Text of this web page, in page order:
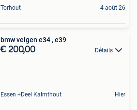
Torhout 4 août 26
bmw velgen e34 , e39
€ 200,00 Détails
Essen +Deel Kalmthout Hier